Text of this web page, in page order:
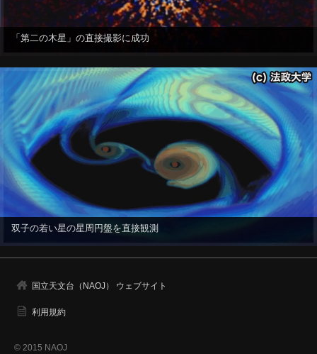
「第二の木星」の直接撮影に成功
双子の若い星の星周円盤を直接観測
国立天文台（NAOJ） ウェブサイト
利用規約
© 2015 NAOJ